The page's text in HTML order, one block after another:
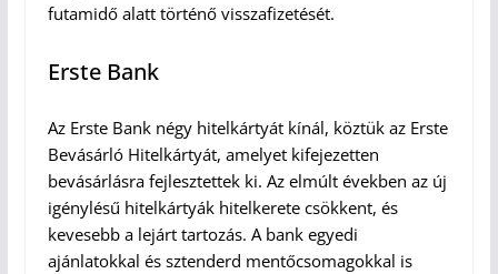
futamidő alatt történő visszafizetését.
Erste Bank
Az Erste Bank négy hitelkártyát kínál, köztük az Erste
Bevásárló Hitelkártyát, amelyet kifejezetten
bevásárlásra fejlesztettek ki. Az elmúlt években az új
igénylésű hitelkártyák hitelkerete csökkent, és
kevesebb a lejárt tartozás. A bank egyedi
ajánlatokkal és sztenderd mentőcsomagokkal is